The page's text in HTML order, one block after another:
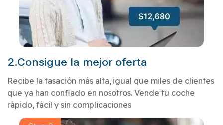
2.Consigue la mejor oferta
Recibe la tasación más alta, igual que miles de clientes
que ya han confiado en nosotros. Vende tu coche
rápido, fácil y sin complicaciones